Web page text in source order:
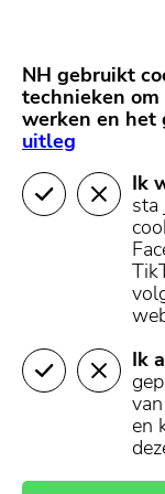
Mijn regio
404 -
De pagina die je
teruggevonden in
U kunt terugkeren
openen in het
Naar de
NH gebruikt
technieken
werken en het
uitleg
Ik
sta
Ik
en